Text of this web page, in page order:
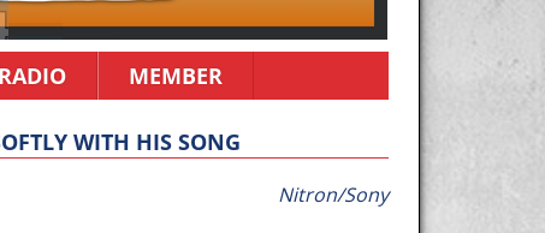
RADIO MEMBER
WITH HIS SONG
Nitron/Sony